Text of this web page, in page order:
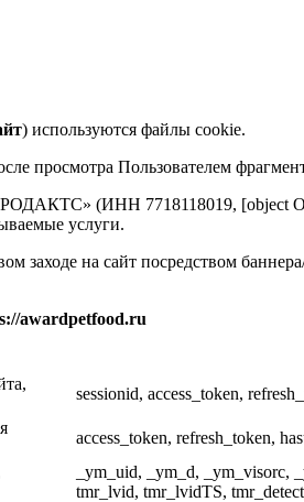
) используются файлы cookie.
просмотра Пользователем
(ИНН 7718118019, [object
услуги.
заходе на сайт посредством
awardpetfood.ru
sessionid, access_token,
access_token, refresh_token,
_ym_uid, _ym_d, _ym_visorc,
tmr_lvid, tmr_lvidTS,